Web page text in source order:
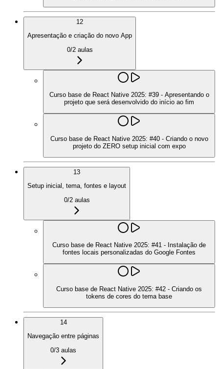
12
Apresentação e criação do novo App
0/2aulas
Curso base de React Native 2025: #39 - Apresentando o
projeto que será desenvolvido do início ao fim
Curso base de React Native 2025: #40 - Criando o novo
projeto do ZERO setup inicial com expo
13
Setup inicial, tema, fontes e layout
0/2aulas
Curso base de React Native 2025: #41 - Instalação de
fontes locais personalizadas do Google Fontes
Curso base de React Native 2025: #42 - Criando os
tokens de cores do tema base
14
Navegação entre páginas
0/3 aulas